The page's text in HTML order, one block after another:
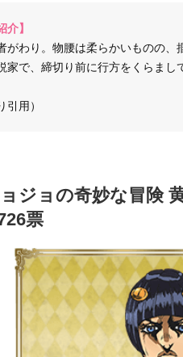
介】
がわり。物腰は柔らかいものの、
家で、締切り前に行方をくらま
引用）
ジョの奇妙な冒険
票